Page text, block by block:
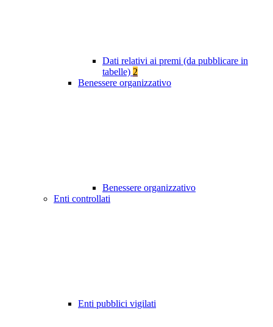
Dati relativi ai premi (da pubblicare in
tabelle) 2
Benessere organizzativo
Benessere organizzativo
Enti controllati
Enti pubblici vigilati